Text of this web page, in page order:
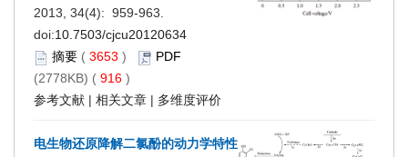
2013, 34(4): 959-963.
doi:10.7503/cjcu20120634
摘要 ( 3653 )
PDF
(2778KB) ( 916 )
参考文献 | 相关文章 | 多维度评价
电生物还原降解二氯酚的动力学特性